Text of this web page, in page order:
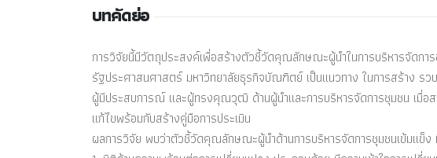
บทคัดย่อ
การวิจัยนี้มีวัตถุประสงค์เพื่อสร้างตัวชี้วัดคุณลักษณะผู้นำในการบริหารจัดกา
รัฐประศาสนศาสตร์ มหาวิทยาลัยธุรกิจบัณฑิตย์ เป็นแนวทาง ในการสร้าง ร
ผู้มีประสบการณ์ และผู้ทรงคุณวุฒิ ด้านผู้นำและการบริหารจัดการชุมชน เมื่อ
แก้ไขพร้อมกับสร้างคู่มือการประเมิน
ผลการวิจัย พบว่าตัวชี้วัดคุณลักษณะผู้นำด้านการบริหารจัดการชุมชนเข้มแ